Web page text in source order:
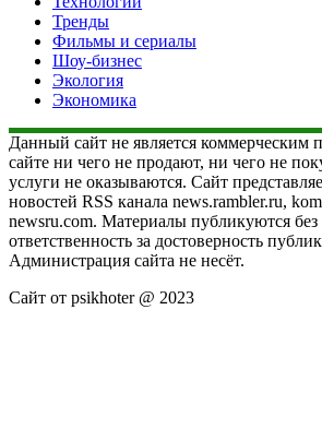
Тренды
Фильмы и сериалы
Шоу-бизнес
Экология
Экономика
Данный сайт не является коммерческим
сайте ни чего не продают, ни чего не
услуги не оказываются. Сайт
новостей RSS канала news.rambler.ru,
newsru.com. Материалы публикуются без
ответственность за достоверность
Администрация сайта не несёт.
Сайт от psikhoter @ 2023